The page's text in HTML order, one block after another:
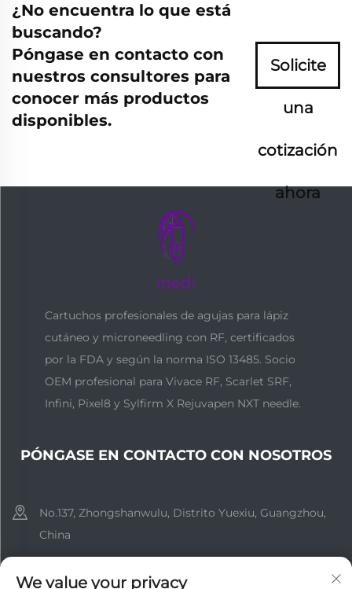
¿No encuentra lo que está
buscando?
Póngase en contacto con
nuestros consultores para
conocer más productos
disponibles.
Solicite
una
cotización
ahora
Cartuchos profesionales de agujas para lápiz
cutáneo y microneedling con RF, certificados
por la FDA y según la norma ISO 13485. Socio
OEM profesional para Vivace RF, Scarlet SRF,
Infini, Pixel8 y Sylfirm X Rejuvapen NXT needle.
PÓNGASE EN CONTACTO CON NOSOTROS
No.137, Zhongshanwulu, Distrito Yuexiu, Guangzhou,
China
We value your privacy